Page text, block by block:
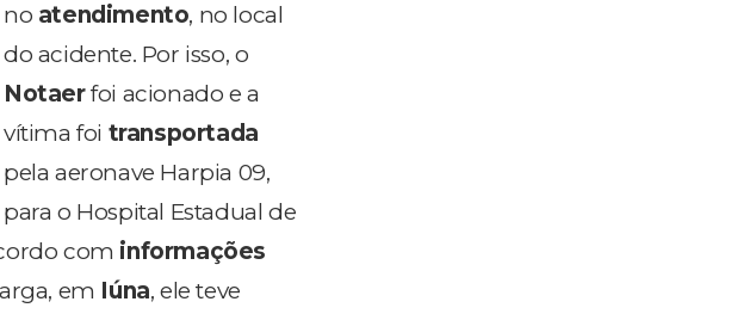
no atendimento, no local
do acidente. Por isso, o
Notaerfoi acionado e a
vítima foi transportada
pela aeronave Harpia 09,
para o Hospital Estadual de
com informações
em Iúna, ele teve